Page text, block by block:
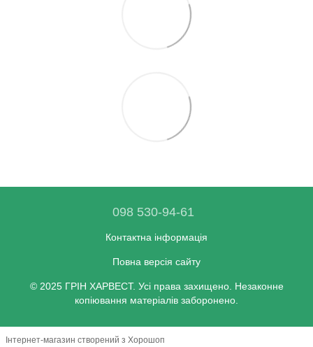
098 530-94-61
Контактна інформація
Повна версія сайту
© 2025 ГРІН ХАРВЕСТ. Усі права захищено. Незаконне
копіювання матеріалів заборонено.
Інтернет-магазин створений з Хорошоп